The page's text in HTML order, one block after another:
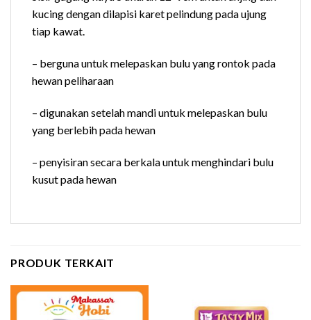
kucing dengan dilapisi karet pelindung pada ujung
tiap kawat.
– berguna untuk melepaskan bulu yang rontok pada
hewan peliharaan
– digunakan setelah mandi untuk melepaskan bulu
yang berlebih pada hewan
– penyisiran secara berkala untuk menghindari bulu
kusut pada hewan
PRODUK TERKAIT